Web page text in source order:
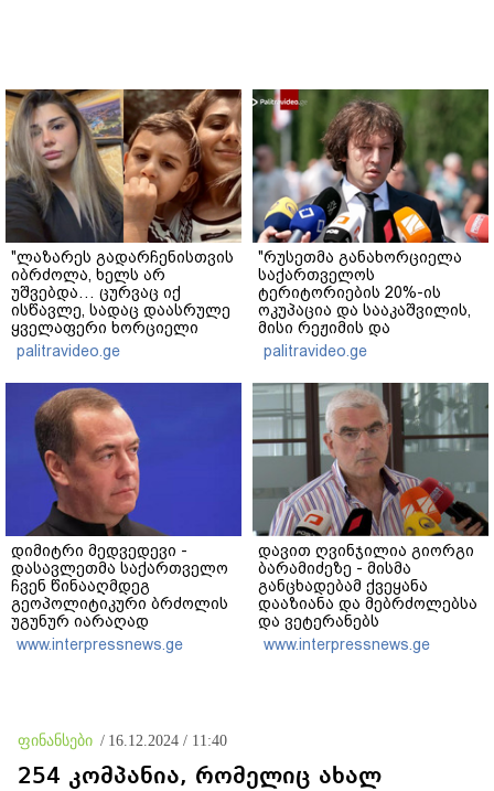
"ლაზარეს გადარჩენისთვის
იბრძოლა, ხელს არ
უშვებდა… ცურვაც იქ
ისწავლე, სადაც დაასრულე
ყველაფერი ხორციელი
ცხოვრებიდან" – რას წერს
ხობში დაღუპული დედა-
შვილის ახლობელი?
palitravideo.ge
"რუსეთმა განახორციელა
საქართველოს
ტერიტორიების 20%-ის
ოკუპაცია და სააკაშვილის,
მისი რეჟიმის და
"ნაცმოძრაობის" ღალატი
ვერანაირად ვერ
გადაფარავს ამ
დანაშაულს" - ირაკლი
კობახიძე
palitravideo.ge
დიმიტრი მედვედევი -
დასავლეთმა საქართველო
ჩვენ წინააღმდეგ
გეოპოლიტიკური ბრძოლის
უგუნურ იარაღად
გამოიყენა იმ მომენტში,
როდესაც ეს მისთვის
www.interpressnews.ge
დავით ღვინჯილია გიორგი
ბარამიძეზე - მისმა
განცხადებამ ქვეყანა
დააზიანა და მებრძოლებსა
და ვეტერანებს
შეურაცხყოფა მიაყენა
www.interpressnews.ge
ფინანსები / 16.12.2024 / 11:40
254 კომპანია, რომელიც ახალ